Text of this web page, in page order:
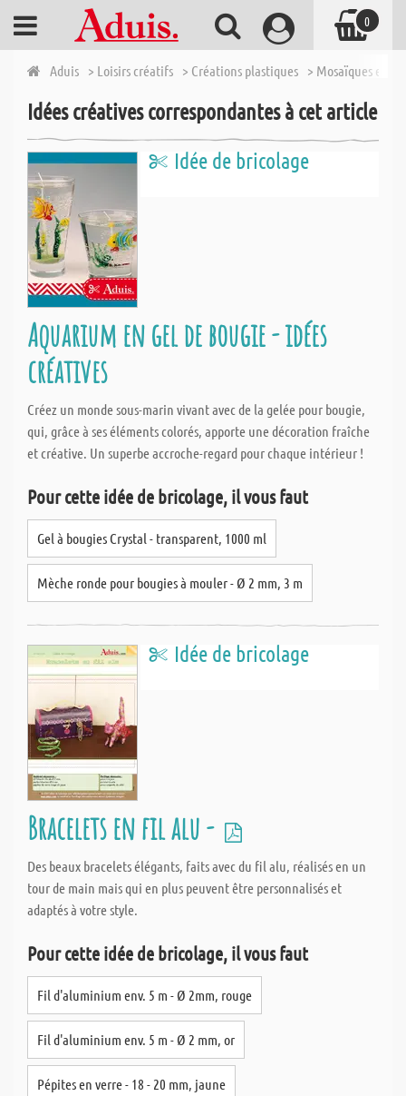
0
Aduis > Loisirs créatifs > Créations plastiques > Mosaïques et
Idées créatives correspondantes à cet article
Idée de bricolage
Aquarium en gel de bougie - idées
créatives
Créez un monde sous-marin vivant avec de la gelée pour bougie,
qui, grâce à ses éléments colorés, apporte une décoration fraîche
et créative. Un superbe accroche-regard pour chaque intérieur !
Pour cette idée de bricolage, il vous faut
Gel à bougies Crystal - transparent, 1000 ml
Mèche ronde pour bougies à mouler - Ø 2 mm, 3 m
Idée de bricolage
Bracelets en fil alu -
Des beaux bracelets élégants, faits avec du fil alu, réalisés en un
tour de main mais qui en plus peuvent être personnalisés et
adaptés à votre style.
Pour cette idée de bricolage, il vous faut
Fil d'aluminium env. 5 m - Ø 2mm, rouge
Fil d'aluminium env. 5 m - Ø 2 mm, or
Pépites en verre - 18 - 20 mm, jaune